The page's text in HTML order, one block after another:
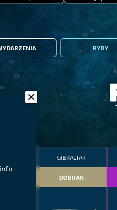
RYBY
GIBRALTAR
DOBIJAK